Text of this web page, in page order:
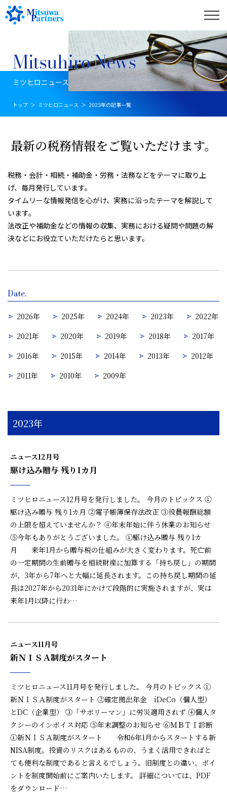
ミツヒロニュース
トップ ミツヒロニュース 2023年の記事一覧
最新の税務情報をご覧いただけます。
税務・会計・相続・補助金・労務・法務などをテーマに取り上
げ、毎月発行しています。
タイムリーな情報発信を心がけ、実務に沿ったテーマを解説して
います。
法改正や補助金などの情報の収集、実務における疑問や問題の解
決などにお役立ていただけたらと思います。
2023年
ニュース12月号
駆け込み贈与 残り1カ月
ミツヒロニュース12月号を発行しました。 今月のトピックス ①
駆け込み贈与 残り1カ月 ②電子帳簿保存法改正 ③役員報酬総額
の上限を超えていませんか？ ④年末年始に伴う休業のお知らせ
⑤今年もありがとうございました。 ①駆け込み贈与 残り1カ
月 来年1月から贈与税の仕組みが大きく変わります。死亡前
の一定期間の生前贈与を相続財産に加算する「持ち戻し」の期間
が、3年から7年へと大幅に延長されます。この持ち戻し期間の延
長は2027年から2031年にかけて段階的に実施されますが、実は
来年1月以降に行わ…
ニュース11月号
新ＮＩＳＡ制度がスタート
ミツヒロニュース11月号を発行しました。 今月のトピックス ①
新ＮＩＳＡ制度がスタート ②確定拠出年金 iDeCo（個人型）
とDC（企業型） ③「サボリーマン」に労災適用されず ④個人タ
クシーのインボイス対応 ⑤年末調整のお知らせ ⑥ＭＢＴＩ診断
①新ＮＩＳＡ制度がスタート 令和6年1月からスタートする新
NISA制度。投資のリスクはあるものの、うまく活用できればと
ても便利な制度であると言えるでしょう。旧制度との違い、ポイ
ントを制度開始前にご案内いたします。 詳細については、PDF
をダウンロード…
Date.
2026年 2025年 2024年 2023年
2022年
2021年
2020年 2019年 2018年
2017年
2016年
2015年 2014年 2013年
2012年
2011年
2010年 2009年